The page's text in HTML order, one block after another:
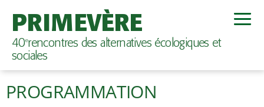
PRIMEVÈRE
40erencontres des alternatives écologiques et
sociales
PROGRAMMATION